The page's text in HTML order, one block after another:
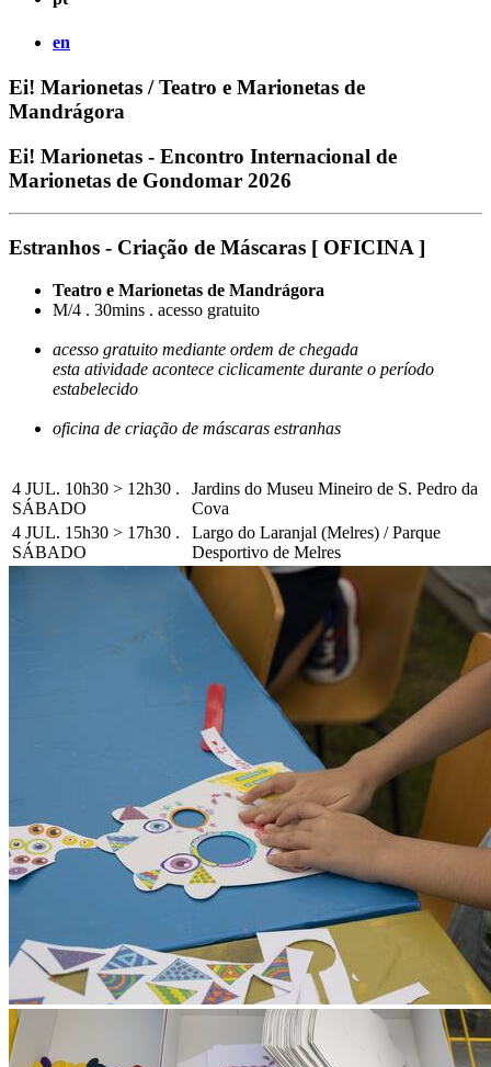
en
Ei! Marionetas / Teatro e Marionetas de
Mandrágora
Ei! Marionetas - Encontro Internacional de
Marionetas de Gondomar 2026
Estranhos - Criação de Máscaras [ OFICINA ]
Teatro e Marionetas de Mandrágora
M/4 . 30mins . acesso gratuito
acesso gratuito mediante ordem de chegada
esta atividade acontece ciclicamente durante o período
estabelecido
oficina de criação de máscaras estranhas
4 JUL. 10h30 > 12h30 .
SÁBADO
Jardins do Museu Mineiro de S. Pedro da
Cova
4 JUL. 15h30 > 17h30 .
SÁBADO
Largo do Laranjal (Melres) / Parque
Desportivo de Melres